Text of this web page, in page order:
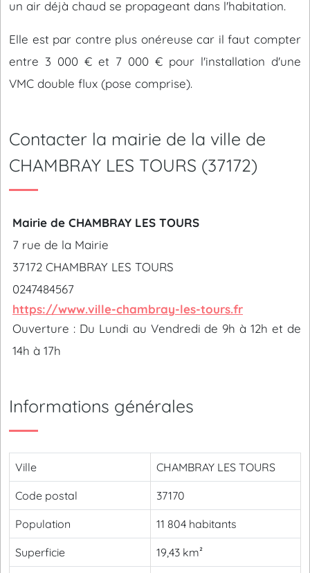
un air déjà chaud se propageant dans l'habitation.
Elle est par contre plus onéreuse car il faut compter
entre 3 000 € et 7 000 € pour l'installation d'une
VMC double flux (pose comprise).
Contacter la mairie de la ville de
CHAMBRAY LES TOURS (37172)
Mairie de CHAMBRAY LES TOURS
7 rue de la Mairie
37172 CHAMBRAY LES TOURS
0247484567
https://www.ville-chambray-les-tours.fr
Ouverture : Du Lundi au Vendredi de 9h à 12h et de
14h à 17h
Informations générales
Ville CHAMBRAY LES TOURS
Code postal 37170
Population 11 804 habitants
Superficie 19,43 km²